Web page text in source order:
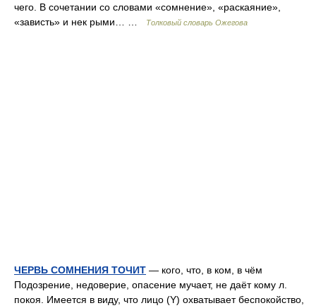
чего. В сочетании со словами «сомнение», «раскаяние»,
«зависть» и нек рыми… …
Толковый словарь Ожегова
ЧЕРВЬ СОМНЕНИЯ ТОЧИТ — кого, что, в ком, в чём
Подозрение, недоверие, опасение мучает, не даёт кому л.
покоя. Имеется в виду, что лицо (Y) охватывает беспокойство,